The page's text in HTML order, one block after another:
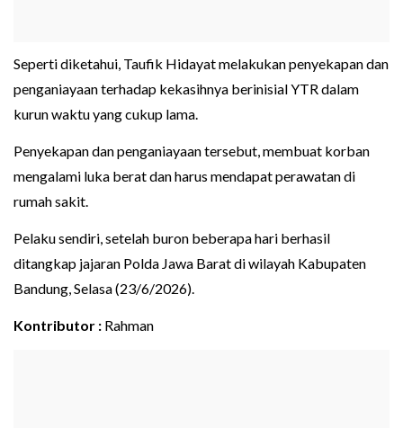
Seperti diketahui, Taufik Hidayat melakukan penyekapan dan
penganiayaan terhadap kekasihnya berinisial YTR dalam
kurun waktu yang cukup lama.
Penyekapan dan penganiayaan tersebut, membuat korban
mengalami luka berat dan harus mendapat perawatan di
rumah sakit.
Pelaku sendiri, setelah buron beberapa hari berhasil
ditangkap jajaran Polda Jawa Barat di wilayah Kabupaten
Bandung, Selasa (23/6/2026).
Kontributor : Rahman